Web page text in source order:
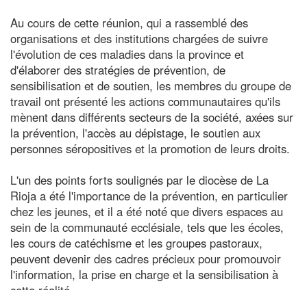
Au cours de cette réunion, qui a rassemblé des
organisations et des institutions chargées de suivre
l'évolution de ces maladies dans la province et
d'élaborer des stratégies de prévention, de
sensibilisation et de soutien, les membres du groupe de
travail ont présenté les actions communautaires qu'ils
mènent dans différents secteurs de la société, axées sur
la prévention, l'accès au dépistage, le soutien aux
personnes séropositives et la promotion de leurs droits.
L'un des points forts soulignés par le diocèse de La
Rioja a été l'importance de la prévention, en particulier
chez les jeunes, et il a été noté que divers espaces au
sein de la communauté ecclésiale, tels que les écoles,
les cours de catéchisme et les groupes pastoraux,
peuvent devenir des cadres précieux pour promouvoir
l'information, la prise en charge et la sensibilisation à